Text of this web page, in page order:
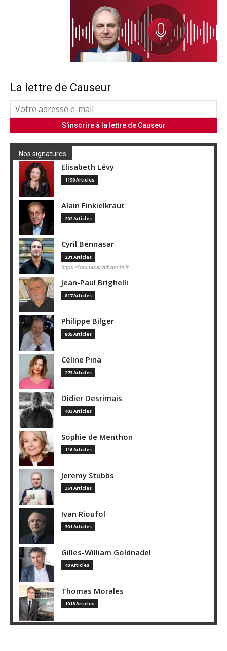
La lettre de Causeur
Nos signatures
Elisabeth Lévy
1190 Articles
Alain Finkielkraut
202 Articles
Cyril Bennasar
231 Articles
https://bennasarlaffranchi.fr
Jean-Paul Brighelli
817 Articles
Philippe Bilger
805 Articles
Céline Pina
273 Articles
Didier Desrimais
403 Articles
Sophie de Menthon
116 Articles
Jeremy Stubbs
351 Articles
Ivan Rioufol
301 Articles
Gilles-William Goldnadel
40 Articles
Thomas Morales
1018 Articles